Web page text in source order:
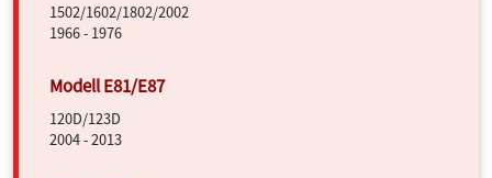
1502/1602/1802/2002
1966 - 1976
120D/123D
2004 - 2013